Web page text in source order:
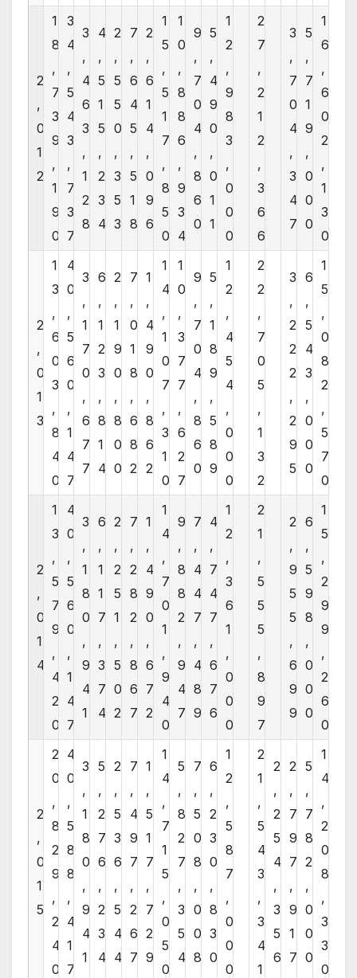
2
,
0
1
2
1
8
,
7
3
9
,
1
9
0
3
4
,
5
4
3
,
7
3
7
3
,
4
6
3
,
1
2
8
4
,
5
1
5
,
2
3
4
2
,
5
5
0
,
3
5
3
7
,
6
4
5
,
5
1
8
2
,
6
1
4
,
0
9
6
1
5
,
5
1
7
,
8
5
0
1
0
,
8
8
6
,
9
3
4
9
,
7
0
4
,
8
6
0
5
,
4
9
0
,
0
1
1
1
2
,
9
8
3
,
0
0
0
2
7
,
2
1
2
,
3
6
6
3
,
7
0
4
,
3
4
7
5
,
7
1
9
,
0
0
0
1
6
,
6
0
2
,
1
3
0
2
,
0
1
3
1
3
,
6
0
3
,
8
4
0
4
0
,
5
6
0
,
1
4
7
3
,
1
7
0
,
6
7
7
6
,
1
2
3
,
8
1
4
2
,
1
9
0
,
8
0
0
7
,
0
1
8
,
6
8
2
1
,
4
9
0
,
8
6
2
1
4
,
1
0
7
,
3
1
0
1
0
,
3
7
7
,
6
2
7
9
,
7
0
4
,
8
6
0
5
,
1
8
9
,
5
8
9
1
2
,
4
5
4
,
0
0
0
2
2
,
7
0
5
,
1
3
2
3
,
2
2
2
,
2
9
5
6
,
5
4
3
,
0
0
0
1
5
,
0
8
2
,
5
7
0
2
,
0
1
4
1
3
,
5
7
9
,
4
2
0
4
0
,
5
6
0
,
1
4
7
3
,
1
8
0
,
9
4
1
6
,
1
1
7
,
3
7
4
2
,
2
5
1
,
5
0
2
7
,
2
8
2
,
8
6
7
1
,
4
9
0
,
6
7
2
1
4
,
7
0
1
,
9
4
0
9
,
8
8
2
,
9
4
7
7
,
4
4
7
,
4
8
9
4
,
7
4
7
,
6
7
6
1
2
,
3
6
1
,
0
0
0
2
1
,
5
5
5
,
8
9
7
2
,
9
5
5
,
6
9
9
6
,
5
9
8
,
0
0
0
1
5
,
2
9
9
,
2
6
0
2
,
0
1
5
2
0
,
8
2
9
,
2
4
0
4
0
,
5
8
8
,
4
1
7
3
,
1
8
0
,
9
4
1
5
,
2
7
6
,
2
3
4
2
,
5
3
6
,
5
4
4
7
,
4
9
7
,
2
6
7
1
,
5
1
7
,
7
2
9
1
4
,
7
1
5
,
0
5
0
5
,
8
2
7
,
3
5
4
7
,
5
0
8
,
0
0
8
6
,
2
3
0
,
8
3
0
1
2
,
5
8
7
,
0
0
0
2
1
,
5
4
3
,
3
4
1
2
,
2
5
4
,
3
5
6
2
,
7
9
7
,
9
1
7
5
,
7
8
2
,
0
0
0
1
4
,
2
0
8
,
3
3
0